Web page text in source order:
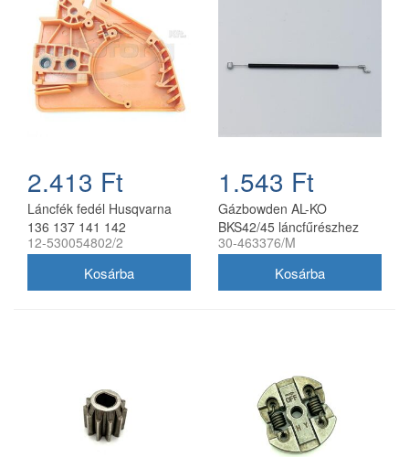
2.413 Ft
Láncfék fedél Husqvarna
136 137 141 142
láncfűrészhez utángyártott
12-530054802/2
1.543 Ft
Gázbowden AL-KO
BKS42/45 láncfűrészhez
utángyártott 30-463376/M
30-463376/M